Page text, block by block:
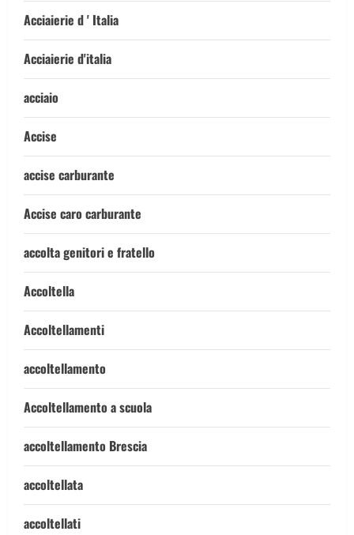
Acciaierie d ' Italia
Acciaierie d'italia
acciaio
Accise
accise carburante
Accise caro carburante
accolta genitori e fratello
Accoltella
Accoltellamenti
accoltellamento
Accoltellamento a scuola
accoltellamento Brescia
accoltellata
accoltellati